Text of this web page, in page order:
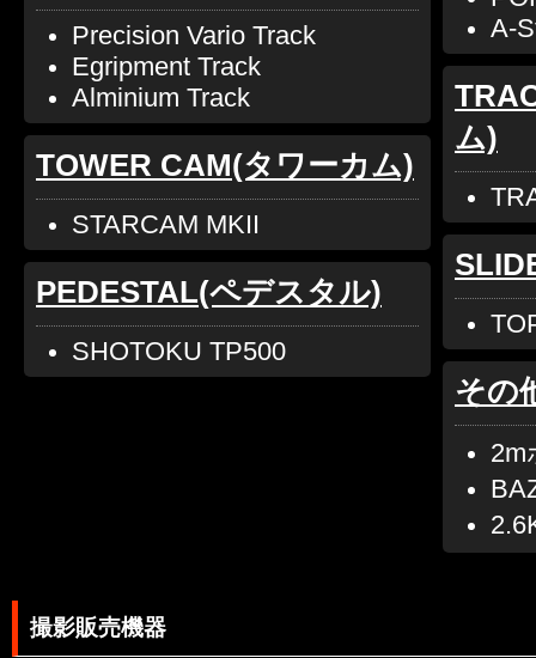
A-
Precision Vario Track
Egripment Track
Alminium Track
ム)
TOWER CAM(タワーカム)
STARCAM MKII
PEDESTAL(ペデスタル)
SHOTOKU TP500
その
2m
撮影販売機器